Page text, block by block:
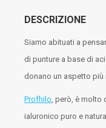
DESCRIZIONE
Siamo abituati a
di punture a base di
donano un aspetto
Profhilo, però, è molto
ialuronico puro e